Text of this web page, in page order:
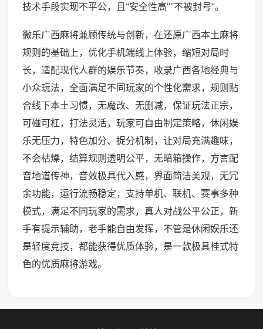
技术手段实现不平公，且“安全性高”“不被封号”。
微乐广西麻将兼顾传统与创新，在还原广西本土麻将
规则的基础上，优化手机端线上体验，缩短对局时
长，适配现代人群的娱乐节奏，收录广西各地经典与
小众玩法，全面满足不同玩家的个性化需求，规则贴
合线下本土习惯，无魔改、无删减，保证玩法正宗，
可碰可杠，打法灵活，玩家可自由制定策略，休闲娱
乐无压力，特色加分、捉分机制，让对局充满趣味，
不会枯燥，结算规则透明公平，无暗箱操作，方言配
音地道传神，音效极具代入感，界面简洁美观，无冗
余功能，运行流畅稳定，支持单机、联机、赛事多种
模式，满足不同玩家的需求，真人对战公平公正，新
手有提示辅助，老手能自由发挥，不管是休闲娱乐还
是轻度竞技，都能获得优质体验，是一款极具桂式特
色的优质麻将游戏。